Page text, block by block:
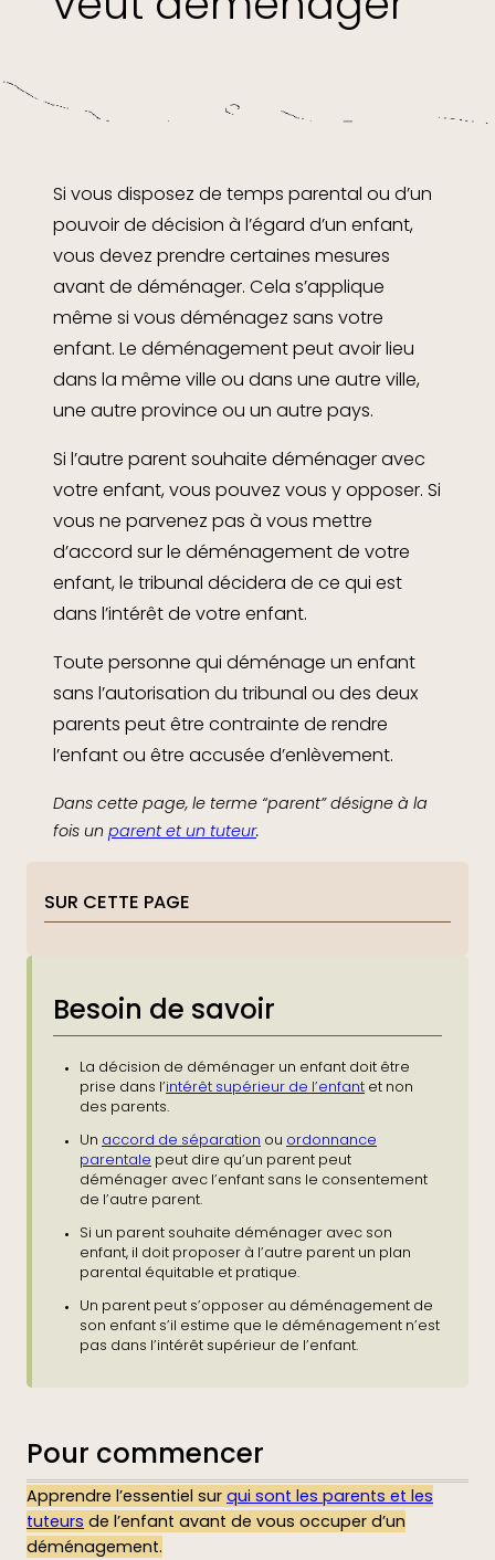
Si vous disposez de temps parental ou d’un
pouvoir de décision à l’égard d’un enfant,
vous devez prendre certaines mesures
avant de déménager. Cela s’applique
même si vous déménagez sans votre
enfant. Le déménagement peut avoir lieu
dans la même ville ou dans une autre ville,
une autre province ou un autre pays.
Si l’autre parent souhaite déménager avec
votre enfant, vous pouvez vous y opposer. Si
vous ne parvenez pas à vous mettre
d’accord sur le déménagement de votre
enfant, le tribunal décidera de ce qui est
dans l’intérêt de votre enfant.
Toute personne qui déménage un enfant
sans l’autorisation du tribunal ou des deux
parents peut être contrainte de rendre
l’enfant ou être accusée d’enlèvement.
Dans cette page, le terme “parent” désigne à la
fois un parent et un tuteur.
SUR CETTE PAGE
Besoin de savoir
La décision de déménager un enfant doit être
prise dans l’intérêt supérieur de l’enfant et non
des parents.
Un accord de séparation ou ordonnance
parentale peut dire qu’un parent peut
déménager avec l’enfant sans le consentement
de l’autre parent.
Si un parent souhaite déménager avec son
enfant, il doit proposer à l’autre parent un plan
parental équitable et pratique.
Un parent peut s’opposer au déménagement de
son enfant s’il estime que le déménagement n’est
pas dans l’intérêt supérieur de l’enfant.
Pour commencer
Apprendre l’essentiel sur qui sont les parents et les
tuteurs de l’enfant avant de vous occuper d’un
déménagement.